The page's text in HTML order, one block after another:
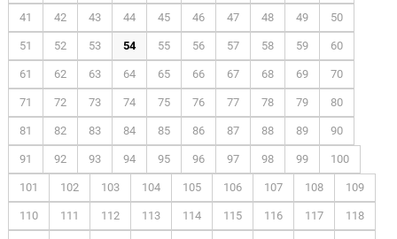
41 42 43 44 45 46 47 48 49 50
51 52 53 54 55 56 57 58 59 60
61 62 63 64 65 66 67 68 69 70
71 72 73 74 75 76 77 78 79 80
81 82 83 84 85 86 87 88 89 90
91 92 93 94 95 96 97 98 99 100
101 102 103 104 105 106 107 108 109
110 111 112 113 114 115 116 117 118